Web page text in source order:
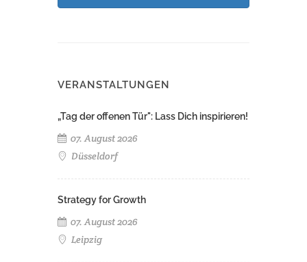
VERANSTALTUNGEN
„Tag der offenen Tür": Lass Dich inspirieren!
07. August 2026
Düsseldorf
Strategy for Growth
07. August 2026
Leipzig